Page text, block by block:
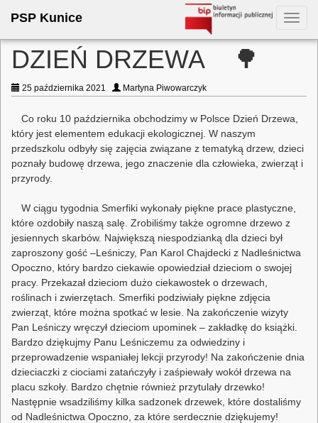
PSP Kunice
DZIEŃ DRZEWA 🌳
25 października 2021 Martyna Piwowarczyk
Co roku 10 października obchodzimy w Polsce Dzień Drzewa,
który jest elementem edukacji ekologicznej. W naszym
przedszkolu odbyły się zajęcia związane z tematyką drzew, dzieci
poznały budowę drzewa, jego znaczenie dla człowieka, zwierząt i
przyrody.
W ciągu tygodnia Smerfiki wykonały piękne prace plastyczne,
które ozdobiły naszą salę. Zrobiliśmy także ogromne drzewo z
jesiennych skarbów. Największą niespodzianką dla dzieci był
zaproszony gość –Leśniczy, Pan Karol Chajdecki z Nadleśnictwa
Opoczno, który bardzo ciekawie opowiedział dzieciom o swojej
pracy. Przekazał dzieciom dużo ciekawostek o drzewach,
roślinach i zwierzętach. Smerfiki podziwiały piękne zdjęcia
zwierząt, które można spotkać w lesie. Na zakończenie wizyty
Pan Leśniczy wręczył dzieciom upominek – zakładkę do książki.
Bardzo dziękujmy Panu Leśniczemu za odwiedziny i
przeprowadzenie wspaniałej lekcji przyrody! Na zakończenie dnia
dzieciaczki z ciociami zatańczyły i zaśpiewały wokół drzewa na
placu szkoły. Bardzo chętnie również przytulały drzewko!
Następnie wsadziliśmy kilka sadzonek drzewek, które dostaliśmy
od Nadleśnictwa Opoczno, za które serdecznie dziękujemy!